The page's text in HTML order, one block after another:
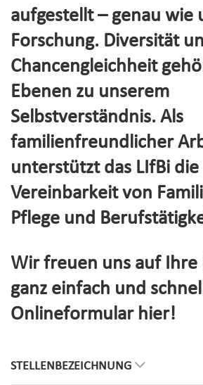
aufgestellt – genau wie
Forschung. Diversität
Chancengleichheit
Ebenen zu unserem
Selbstverständnis. Als
familienfreundlicher
unterstützt das LIfBi die
Vereinbarkeit von
Pflege und
Wir freuen uns auf Ihre
ganz einfach und
Onlineformular hier!
STELLENBEZEICHNUNG